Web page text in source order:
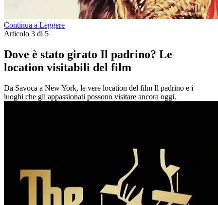
Continua a Leggere
Articolo 3 di 5
Dove è stato girato Il padrino? Le
location visitabili del film
Da Savoca a New York, le vere location del film Il padrino e i
luoghi che gli appassionati possono visitare ancora oggi.